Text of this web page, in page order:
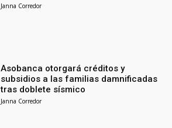
Janna Corredor
Asobanca otorgará créditos y
subsidios a las familias damnificadas
tras doblete sísmico
Janna Corredor